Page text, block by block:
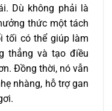
Dù không phải là
thức một tách
tối có thể giúp làm
thẳng và tạo điều
Đồng thời, nó vẫn
nhàng, hỗ trợ gan